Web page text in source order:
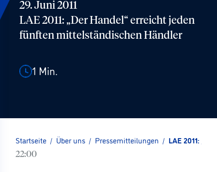
29. Juni 2011
LAE 2011: „Der Handel“ erreicht jeden
fünften mittelständischen Händler
1 Min.
Startseite / Über uns / Pressemitteilungen / LAE 2011:
22:00